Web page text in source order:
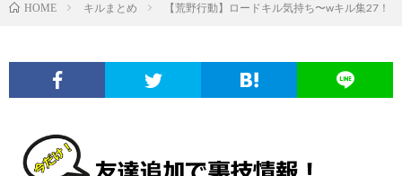
HOME キルまとめ 【荒野行動】ロードキル気持ち〜wキル集27！